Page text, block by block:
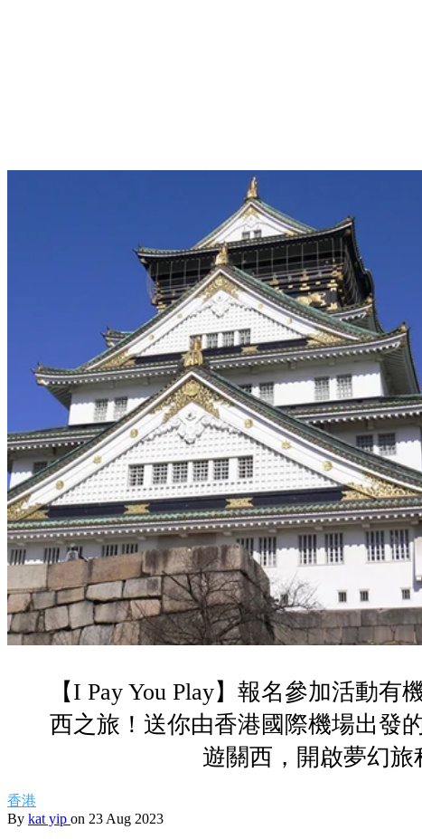
【I Pay You Play】報名參加活動有
西之旅！送你由香港國際機場出發
遊關西，開啟夢幻旅
香港
By kat yip on 23 Aug 2023